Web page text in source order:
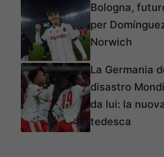
Bologna,
per
Norwich
La Germania
disastro
da lui: la
tedesca